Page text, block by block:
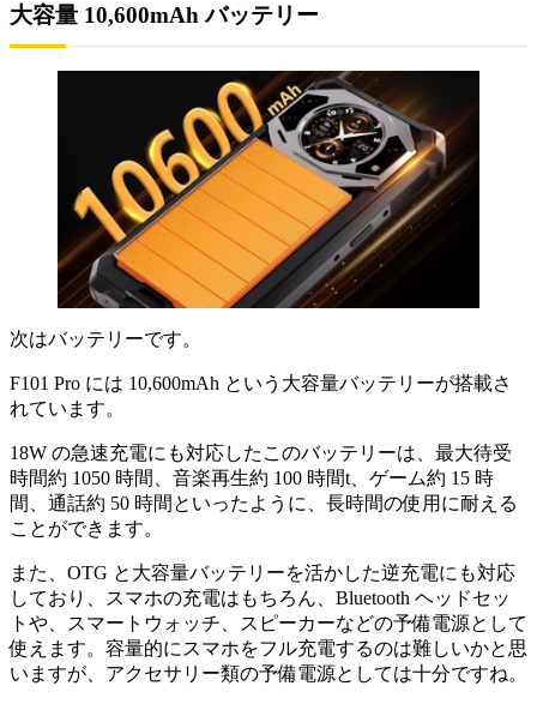
大容量 10,600mAh バッテリー
次はバッテリーです。
F101 Pro には 10,600mAh という大容量バッテリーが搭載さ
れています。
18W の急速充電にも対応したこのバッテリーは、最大待受
時間約 1050 時間、音楽再生約 100 時間t、ゲーム約 15 時
間、通話約 50 時間といったように、長時間の使用に耐える
ことができます。
また、OTG と大容量バッテリーを活かした逆充電にも対応
しており、スマホの充電はもちろん、Bluetooth ヘッドセッ
トや、スマートウォッチ、スピーカーなどの予備電源として
使えます。容量的にスマホをフル充電するのは難しいかと思
いますが、アクセサリー類の予備電源としては十分ですね。